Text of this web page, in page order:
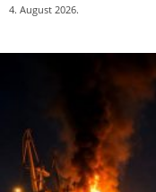
4. August 2026.